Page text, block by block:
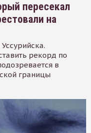
пересекал
на
рекорд по
в
границы